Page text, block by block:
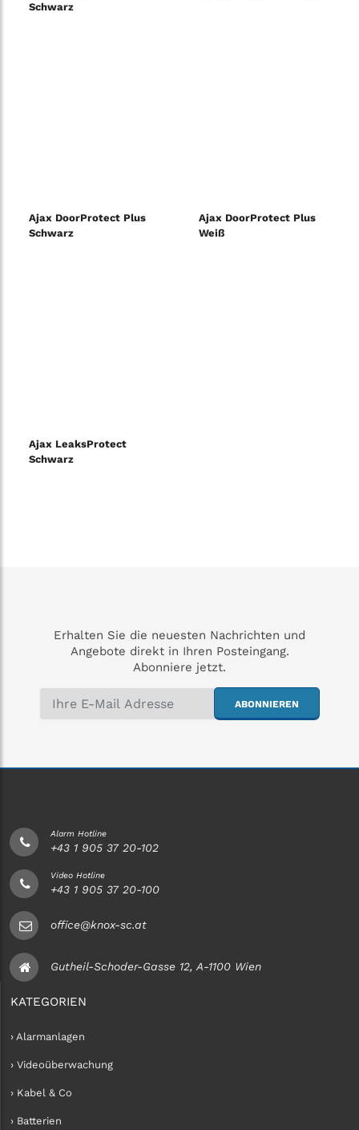
Schwarz
Ajax DoorProtect Plus
Schwarz
Ajax DoorProtect Plus
Weiß
Ajax LeaksProtect
Schwarz
Erhalten Sie die neuesten Nachrichten und
Angebote direkt in Ihren Posteingang.
Abonniere jetzt.
ABONNIEREN
Alarm Hotline
+43 1 905 37 20-102
Video Hotline
+43 1 905 37 20-100
office@knox-sc.at
Gutheil-Schoder-Gasse 12, A-1100 Wien
KATEGORIEN
› Alarmanlagen
› Videoüberwachung
› Kabel & Co
› Batterien